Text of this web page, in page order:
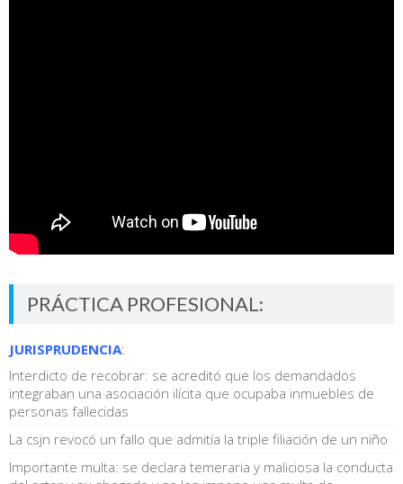
PRÁCTICA PROFESIONAL:
JURISPRUDENCIA:
Interdicto de recobrar: se acreditó que los demandados
integraban una asociación ilícita que ocupaba inmuebles de
personas fallecidas
La csjn revocó un fallo que admitía la triple filiación de un niño
Importante multa: se declara temeraria y maliciosa la conducta